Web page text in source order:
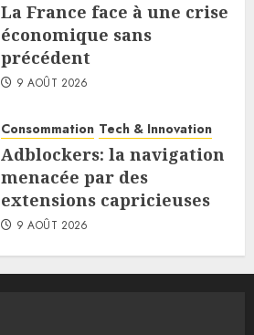
La France face à une crise
économique sans
précédent
9 AOÛT 2026
Consommation Tech & Innovation
Adblockers: la navigation
menacée par des
extensions capricieuses
9 AOÛT 2026